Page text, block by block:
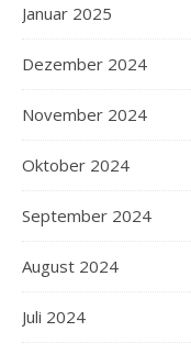
Januar 2025
Dezember 2024
November 2024
Oktober 2024
September 2024
August 2024
Juli 2024